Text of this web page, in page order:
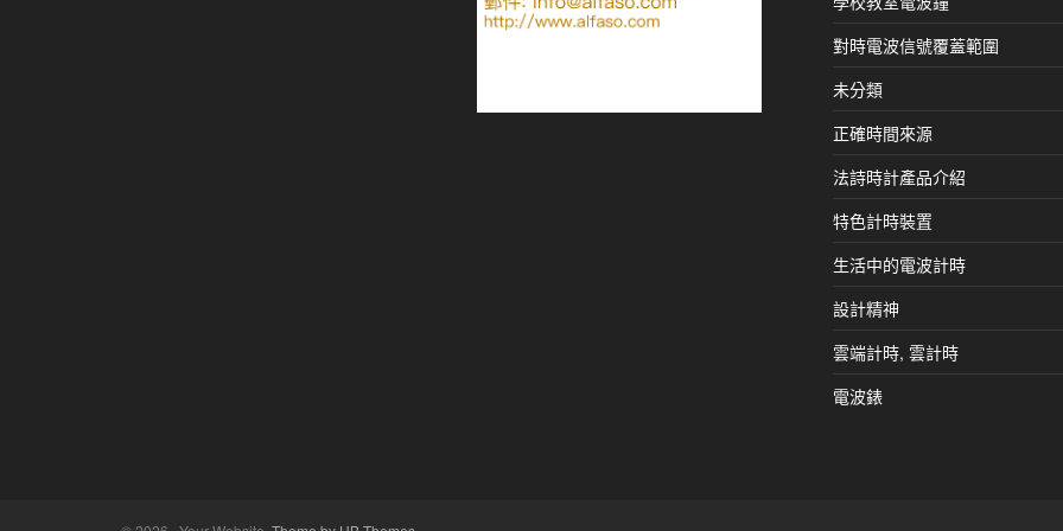
對時電波信號覆蓋範圍
未分類
正確時間來源
法詩時計產品介紹
特色計時裝置
生活中的電波計時
設計精神
雲端計時, 雲計時
電波錶